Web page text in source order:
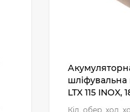
LTX 115 INOX,
Кіл. обер. хол.